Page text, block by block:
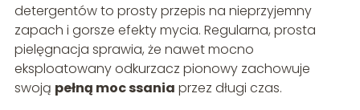
detergentów to prosty przepis na nieprzyjemny
zapach i gorsze efekty mycia. Regularna, prosta
pielęgnacja sprawia, że nawet mocno
eksploatowany odkurzacz pionowy zachowuje
swoją pełną moc ssania przez długi czas.